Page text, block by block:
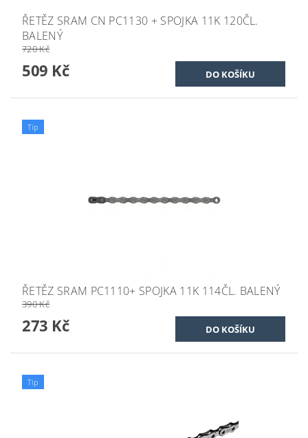
ŘETĚZ SRAM CN PC1130 + SPOJKA 11K 120ČL.
BALENÝ
720 Kč
509 Kč
Tip
ŘETĚZ SRAM PC1110+ SPOJKA 11K 114ČL. BALENÝ
390 Kč
273 Kč
Tip